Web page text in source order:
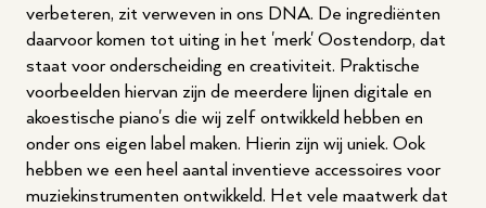
verbeteren, zit verweven in ons DNA. De ingrediënten
daarvoor komen tot uiting in het 'merk' Oostendorp, dat
staat voor onderscheiding en creativiteit. Praktische
voorbeelden hiervan zijn de meerdere lijnen digitale en
akoestische piano's die wij zelf ontwikkeld hebben en
onder ons eigen label maken. Hierin zijn wij uniek. Ook
hebben we een heel aantal inventieve accessoires voor
muziekinstrumenten ontwikkeld. Het vele maatwerk dat